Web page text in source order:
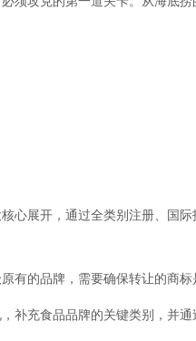
心展开，通过全类别注册、国
有的品牌，需要确保转让的商标
补充食品品牌的关键类别，并